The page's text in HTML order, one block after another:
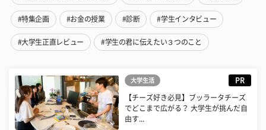
#特集企画 #お金の授業 #診断 #学生インタビュー
#大学生正直レビュー #学生の君に伝えたい３つのこと
大学生活 PR
【チーズ好き必見】ブッラータチーズ
でどこまで広がる？ 大学生が挑んだ自
由す...